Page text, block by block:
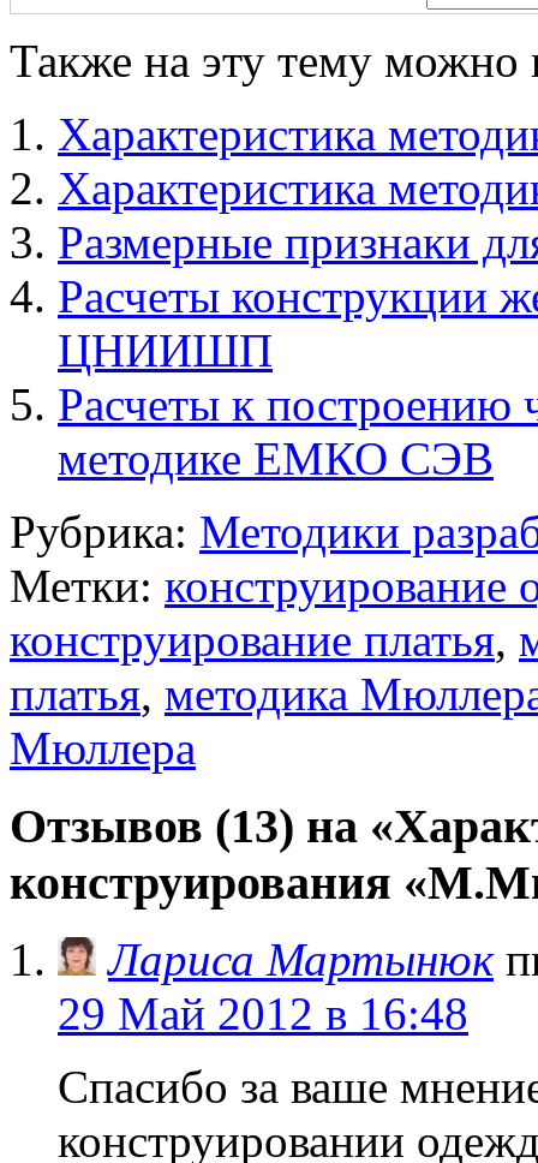
Также на эту тему можно
Характеристика
Характеристика
Размерные признаки
Расчеты конструкции
ЦНИИШП
Расчеты к построению
методике ЕМКО СЭВ
Рубрика: Методики
Метки:
конструирование платья,
платья, методика
Мюллера
Отзывов (13) на
конструирования
Лариса Мартынюк
29 Май 2012 в 16:48
Спасибо за ваше
конструировании